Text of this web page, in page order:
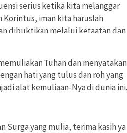
serius ketika kita melanggar
Korintus, iman kita haruslah
dibuktikan melalui ketaatan dan
Tuhan dan menyatakan
hati yang tulus dan roh yang
alat kemuliaan-Nya di dunia ini.
Surga yang mulia, terima kasih ya